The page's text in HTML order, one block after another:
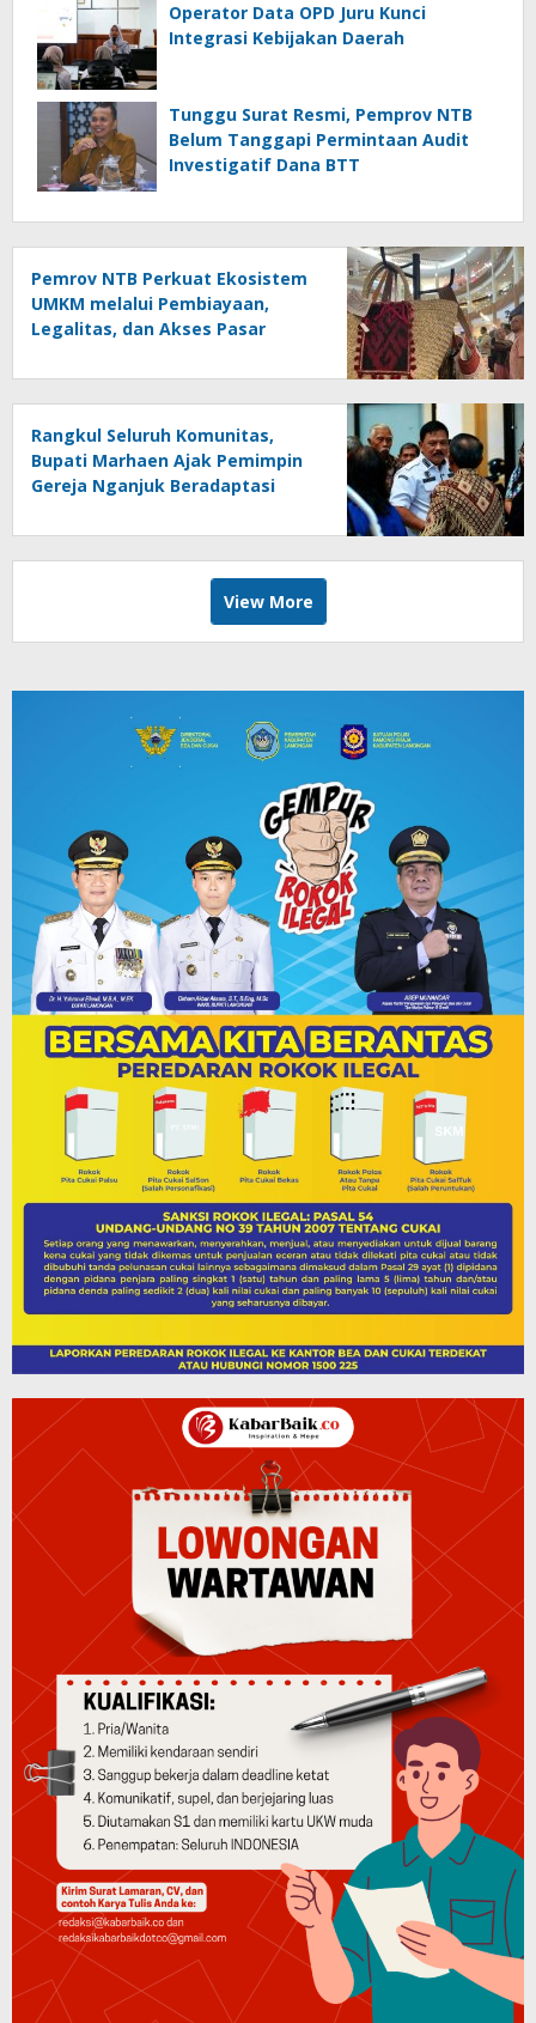
Operator Data OPD Juru Kunci
Integrasi Kebijakan Daerah
Tunggu Surat Resmi, Pemprov NTB
Belum Tanggapi Permintaan Audit
Investigatif Dana BTT
Pemrov NTB Perkuat Ekosistem
UMKM melalui Pembiayaan,
Legalitas, dan Akses Pasar
Rangkul Seluruh Komunitas,
Bupati Marhaen Ajak Pemimpin
Gereja Nganjuk Beradaptasi
View More